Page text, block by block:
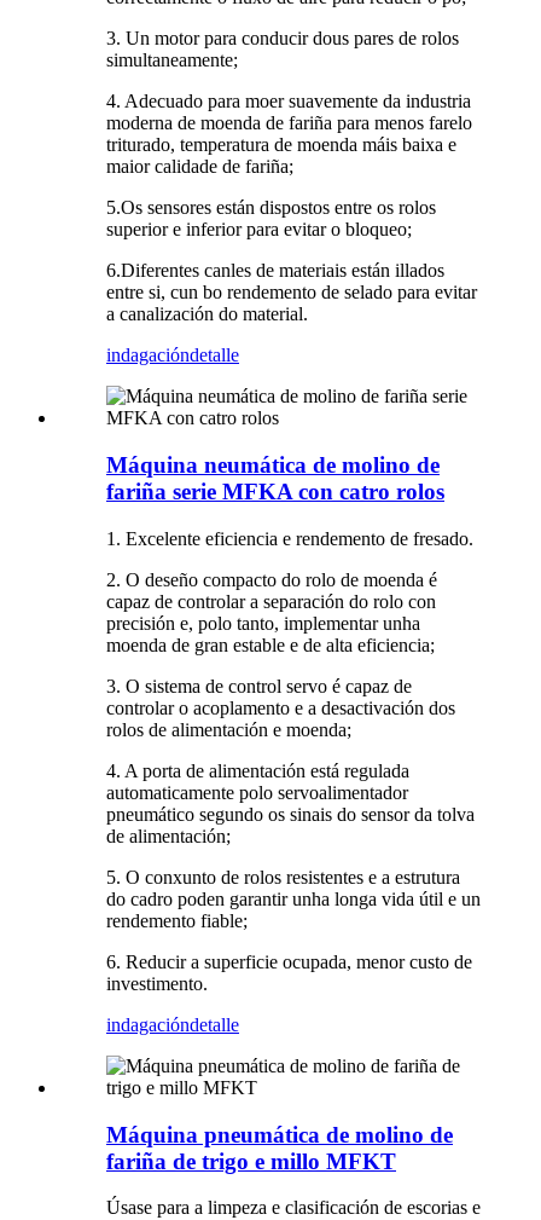
3. Un motor para conducir dous pares de rolos
simultaneamente;
4. Adecuado para moer suavemente da industria
moderna de moenda de fariña para menos farelo
triturado, temperatura de moenda máis baixa e
maior calidade de fariña;
5.Os sensores están dispostos entre os rolos
superior e inferior para evitar o bloqueo;
6.Diferentes canles de materiais están illados
entre si, cun bo rendemento de selado para evitar
a canalización do material.
indagacióndetalle
Máquina neumática de molino de
fariña serie MFKA con catro rolos
1. Excelente eficiencia e rendemento de fresado.
2. O deseño compacto do rolo de moenda é
capaz de controlar a separación do rolo con
precisión e, polo tanto, implementar unha
moenda de gran estable e de alta eficiencia;
3. O sistema de control servo é capaz de
controlar o acoplamento e a desactivación dos
rolos de alimentación e moenda;
4. A porta de alimentación está regulada
automaticamente polo servoalimentador
pneumático segundo os sinais do sensor da tolva
de alimentación;
5. O conxunto de rolos resistentes e a estrutura
do cadro poden garantir unha longa vida útil e un
rendemento fiable;
6. Reducir a superficie ocupada, menor custo de
investimento.
indagacióndetalle
Máquina pneumática de molino de
fariña de trigo e millo MFKT
Úsase para a limpeza e clasificación de escorias e